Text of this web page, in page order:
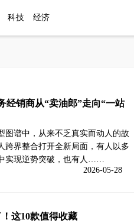
科技 经济
经销商从“卖油郎”走向“一站
图谱中，从来不乏真实而动人的故
跨界整合打开全新局面，有人以多
实现逆势突破，也有人……
2026-05-28
这10款值得收藏